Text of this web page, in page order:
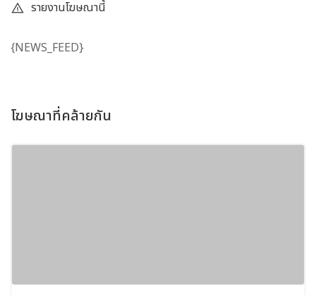
รายงานโฆษณานี้
{NEWS_FEED}
โฆษณาที่คล้ายกัน